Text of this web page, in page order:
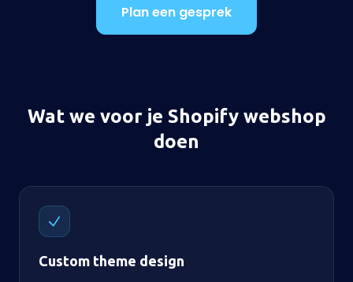
Plan een gesprek
Wat we voor je Shopify webshop
doen
Custom theme design